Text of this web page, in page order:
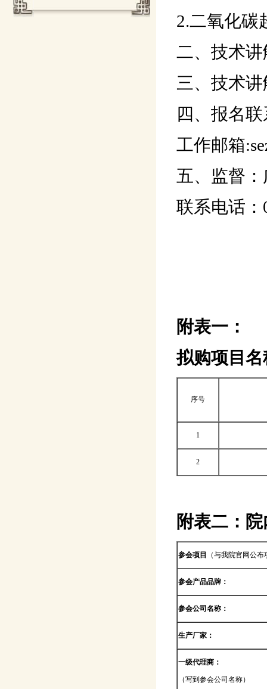
2.二氧化碳
二、技术讲
三、技术
四、报名
工作邮箱
五、监督
联系电话：
附表一：
拟购项目
序号
1
2
附表二：
参会项目 （与我院官网公
参会产品品牌：
参会公司名称：
生产厂家：
一级代理商：
（写到参会公司名称）